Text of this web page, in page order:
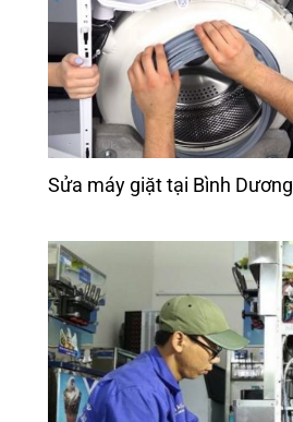
Sửa máy giặt tại Bình Dương